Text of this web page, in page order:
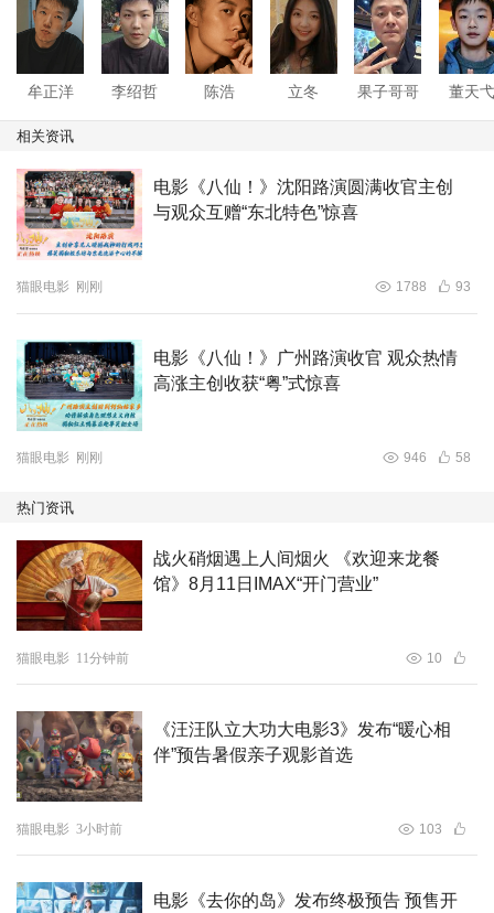
牟正洋 李绍哲 陈浩 立冬 果子哥哥 董天
相关资讯
电影《八仙！》沈阳路演圆满收官主创
与观众互赠“东北特色”惊喜
猫眼电影 刚刚 1788 93
电影《八仙！》广州路演收官 观众热情
高涨主创收获“粤”式惊喜
猫眼电影 刚刚 946 58
热门资讯
战火硝烟遇上人间烟火 《欢迎来龙餐
馆》8月11日IMAX“开门营业”
猫眼电影 11分钟前 10
《汪汪队立大功大电影3》发布“暖心相
伴”预告暑假亲子观影首选
猫眼电影 3小时前 103
电影《去你的岛》发布终极预告 预售开